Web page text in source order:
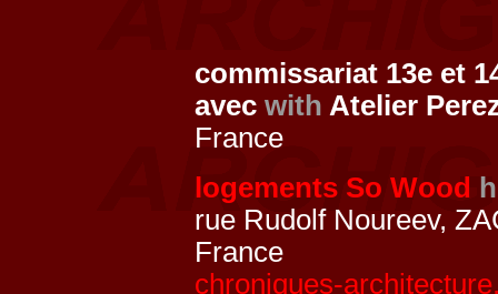
commissariat 13e et
avec with Atelier
France
logements So Wood
rue Rudolf Noureev,
France
chroniques-